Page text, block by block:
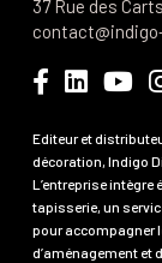
37 Rue des
Editeur et
décoration, Indigo
L’entreprise
tapisserie, un
pour accompagner
d’aménagement et